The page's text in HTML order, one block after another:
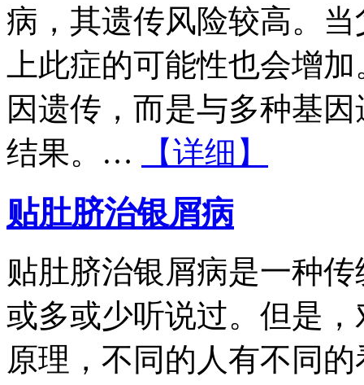
病，其遗传风险较高。
上此症的可能性也会增
因遗传，而是与多种基
结果。…
【详细】
贴肚脐治银屑病
贴肚脐治银屑病是一种
或多或少听说过。但是
原理，不同的人有不同